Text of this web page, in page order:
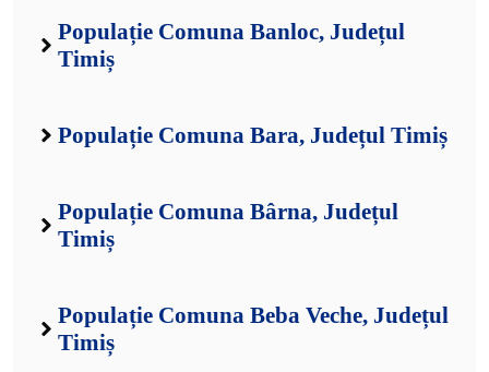
Populație Comuna Banloc, Județul
Timiș
Populație Comuna Bara, Județul Timiș
Populație Comuna Bârna, Județul
Timiș
Populație Comuna Beba Veche, Județul
Timiș